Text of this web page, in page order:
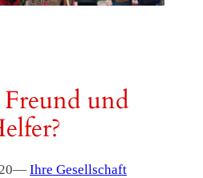
Freund und
— Ihre Gesellschaft